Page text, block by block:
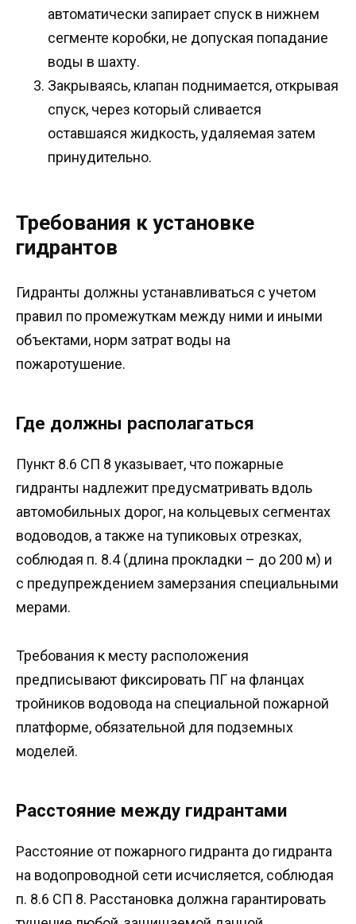
автоматически запирает спуск в нижнем
сегменте коробки, не допуская попадание
воды в шахту.
Закрываясь, клапан поднимается, открывая
спуск, через который сливается
оставшаяся жидкость, удаляемая затем
принудительно.
Требования к установке
гидрантов
Гидранты должны устанавливаться с учетом
правил по промежуткам между ними и иными
объектами, норм затрат воды на
пожаротушение.
Где должны располагаться
Пункт 8.6 СП 8 указывает, что пожарные
гидранты надлежит предусматривать вдоль
автомобильных дорог, на кольцевых сегментах
водоводов, а также на тупиковых отрезках,
соблюдая п. 8.4 (длина прокладки – до 200 м) и
с предупреждением замерзания специальными
мерами.
Требования к месту расположения
предписывают фиксировать ПГ на фланцах
тройников водовода на специальной пожарной
платформе, обязательной для подземных
моделей.
Расстояние между гидрантами
Расстояние от пожарного гидранта до гидранта
на водопроводной сети исчисляется, соблюдая
п. 8.6 СП 8. Расстановка должна гарантировать